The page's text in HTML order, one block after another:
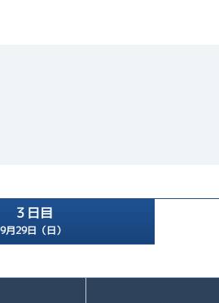
「アシ夢テラス」
３日目
9月29日（日）